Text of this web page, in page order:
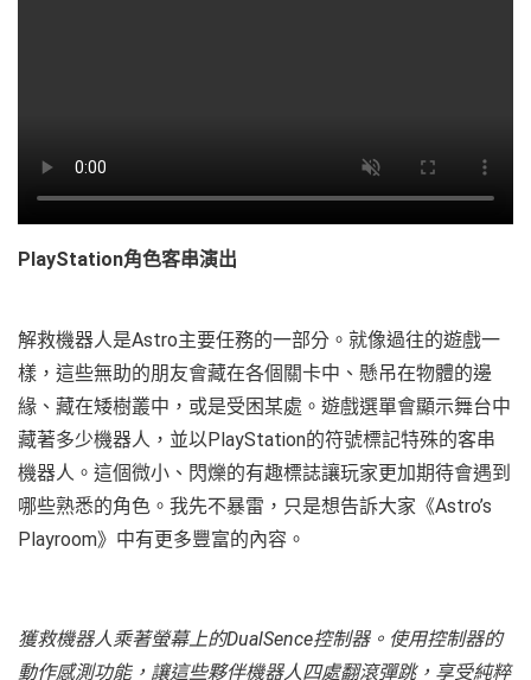
PlayStation角色客串演出
解救機器人是Astro主要任務的一部分。就像過往的遊戲一
樣，這些無助的朋友會藏在各個關卡中、懸吊在物體的邊
緣、藏在矮樹叢中，或是受困某處。遊戲選單會顯示舞台中
藏著多少機器人，並以PlayStation的符號標記特殊的客串
機器人。這個微小、閃爍的有趣標誌讓玩家更加期待會遇到
哪些熟悉的角色。我先不暴雷，只是想告訴大家《Astro’s
Playroom》中有更多豐富的內容。
獲救機器人乘著螢幕上的DualSence控制器。使用控制器的
動作感測功能，讓這些夥伴機器人四處翻滾彈跳，享受純粹